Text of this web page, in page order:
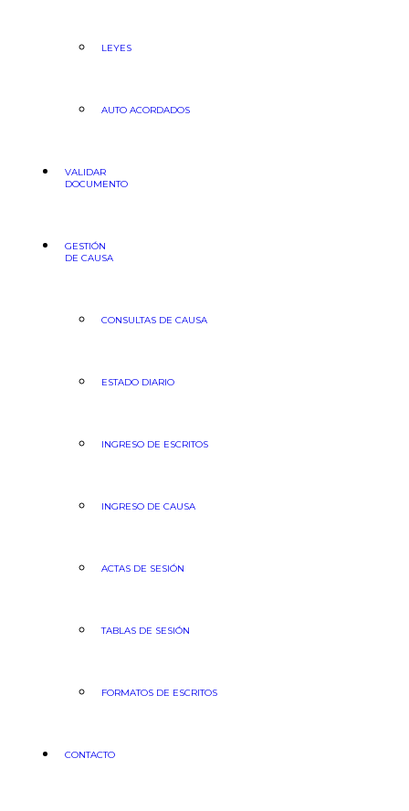
LEYES
AUTO ACORDADOS
VALIDAR
DOCUMENTO
GESTIÓN
DE CAUSA
CONSULTAS DE CAUSA
ESTADO DIARIO
INGRESO DE ESCRITOS
INGRESO DE CAUSA
ACTAS DE SESIÓN
TABLAS DE SESIÓN
FORMATOS DE ESCRITOS
CONTACTO